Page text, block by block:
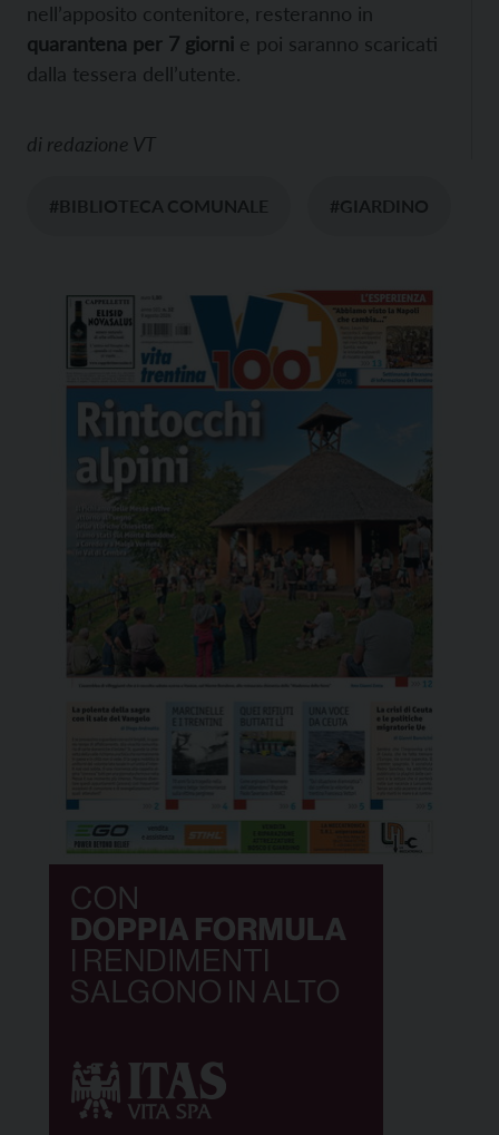
nell’apposito contenitore, resteranno in
quarantena per 7 giorni e poi saranno scaricati
dalla tessera dell’utente.
di redazione VT
#BIBLIOTECA COMUNALE #GIARDINO